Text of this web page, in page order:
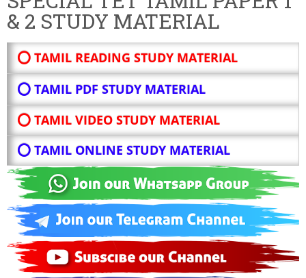
& 2 STUDY MATERIAL
⭕ TAMIL READING STUDY MATERIAL
⭕ TAMIL PDF STUDY MATERIAL
⭕ TAMIL VIDEO STUDY MATERIAL
⭕ TAMIL ONLINE STUDY MATERIAL